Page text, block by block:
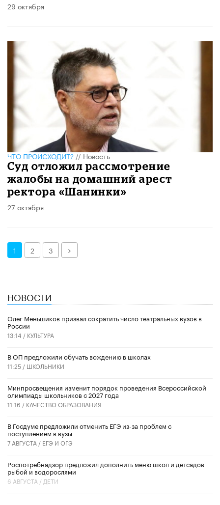
29 октября
ЧТО ПРОИСХОДИТ?//Новость
Суд отложил рассмотрение
жалобы на домашний арест
ректора «Шанинки»
27 октября
1 2 3 Далее
НОВОСТИ
Олег Меньшиков призвал сократить число театральных вузов в
России
13:14 / КУЛЬТУРА
В ОП предложили обучать вождению в школах
11:25 / ШКОЛЬНИКИ
Минпросвещения изменит порядок проведения Всероссийской
олимпиады школьников с 2027 года
11:16 / КАЧЕСТВО ОБРАЗОВАНИЯ
В Госдуме предложили отменить ЕГЭ из-за проблем с
поступлением в вузы
7 АВГУСТА / ЕГЭ И ОГЭ
Роспотребнадзор предложил дополнить меню школ и детсадов
рыбой и водорослями
6 АВГУСТА / ДЕТИ